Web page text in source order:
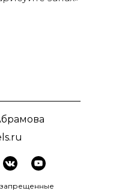
запрещенные